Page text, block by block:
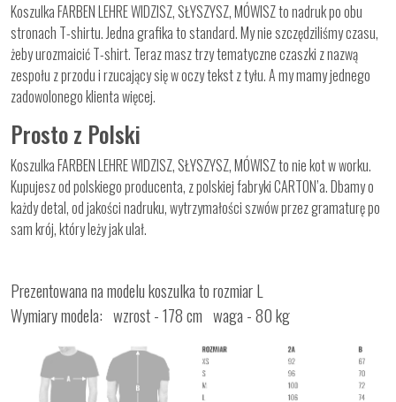
Koszulka FARBEN LEHRE WIDZISZ, SŁYSZYSZ, MÓWISZ to nadruk po obu
stronach T-shirtu. Jedna grafika to standard. My nie szczędziliśmy czasu,
żeby urozmaicić T-shirt. Teraz masz trzy tematyczne czaszki z nazwą
zespołu z przodu i rzucający się w oczy tekst z tyłu. A my mamy jednego
zadowolonego klienta więcej.
Prosto z Polski
Koszulka FARBEN LEHRE WIDZISZ, SŁYSZYSZ, MÓWISZ to nie kot w worku.
Kupujesz od polskiego producenta, z polskiej fabryki CARTON’a. Dbamy o
każdy detal, od jakości nadruku, wytrzymałości szwów przez gramaturę po
sam krój, który leży jak ulał.
Prezentowana na modelu koszulka to rozmiar L
Wymiary modela: wzrost - 178 cm waga - 80 kg